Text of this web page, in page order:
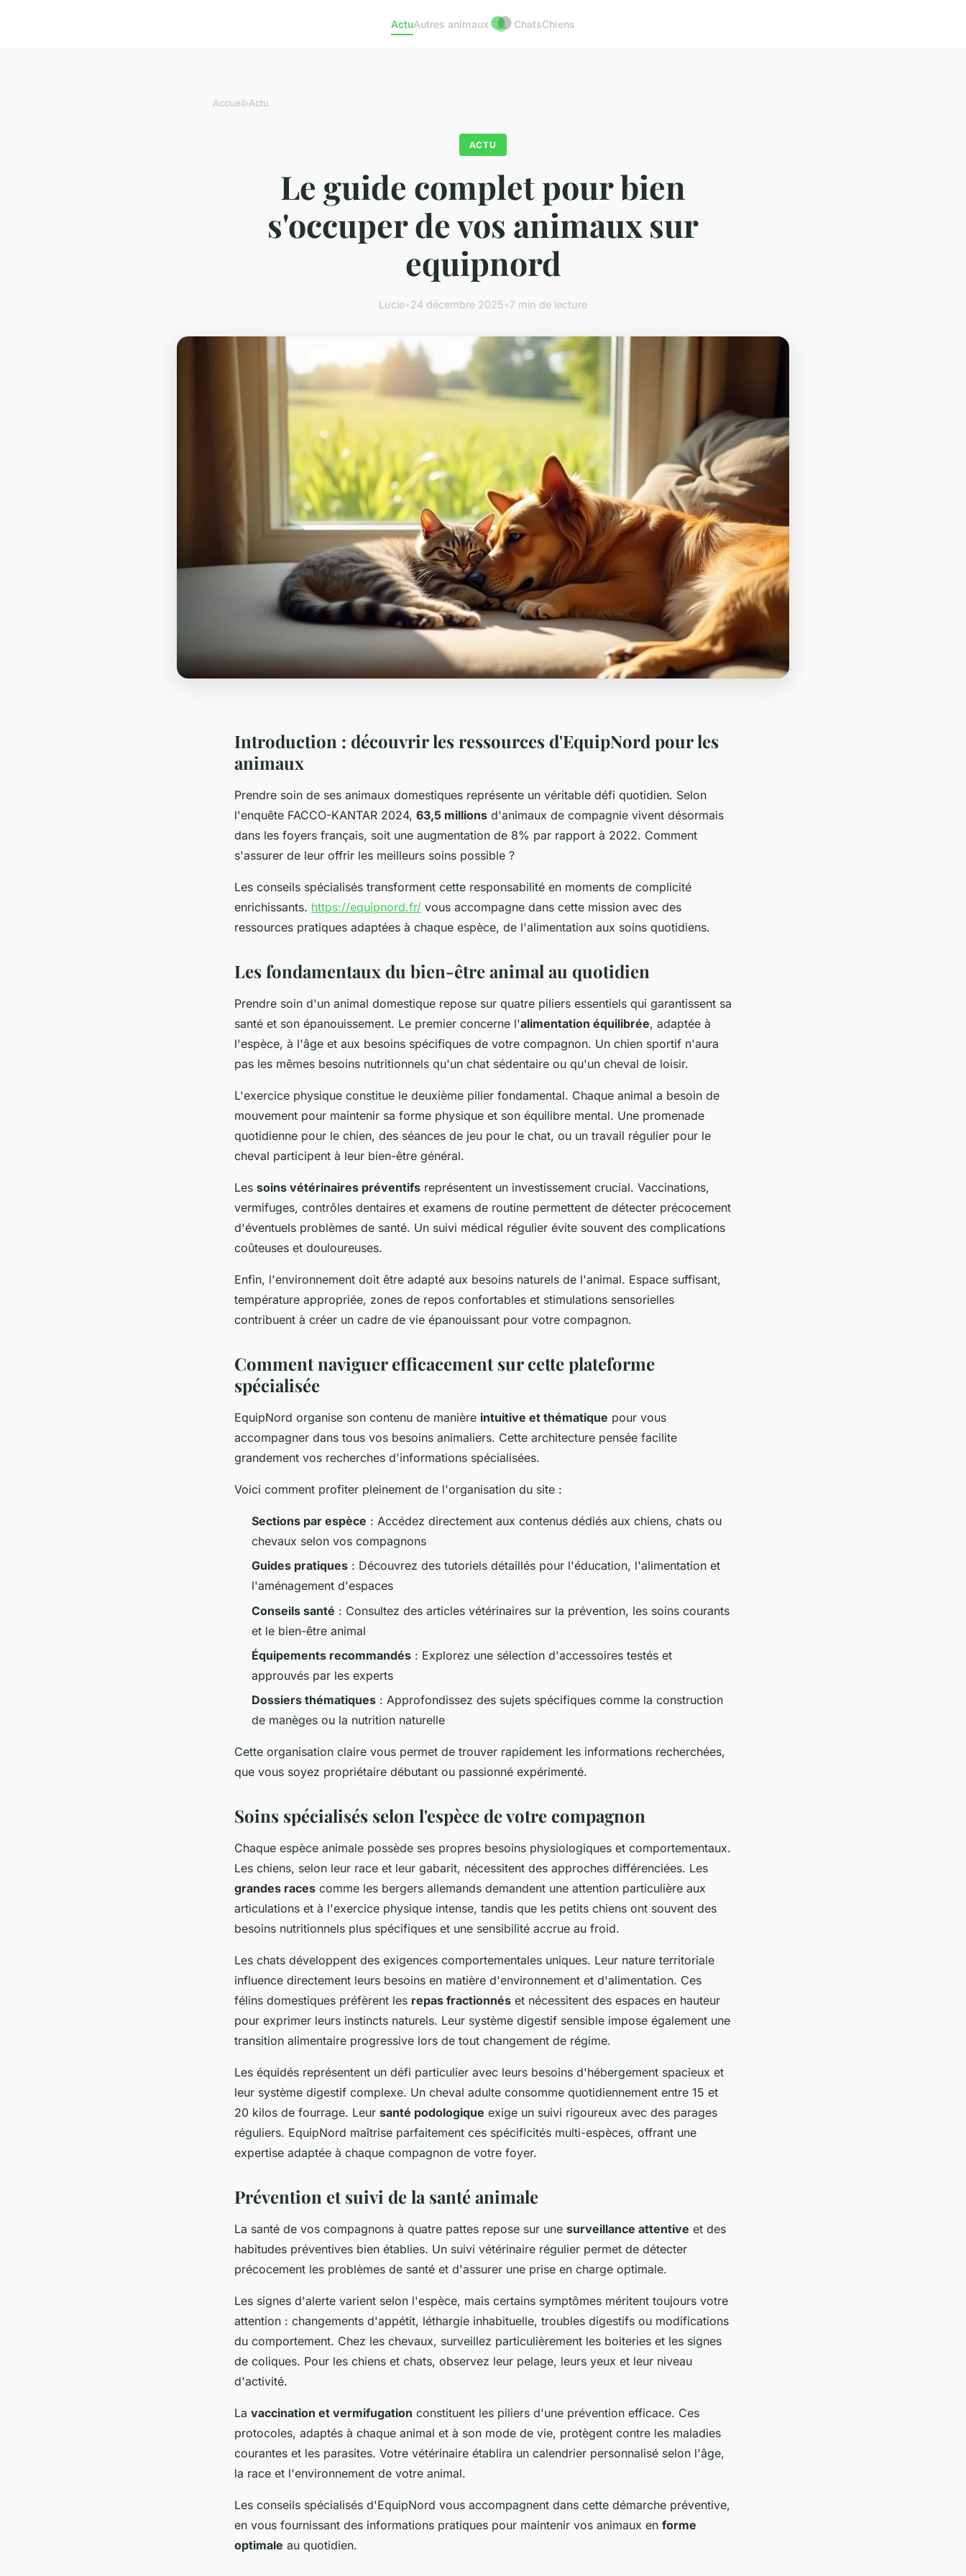
ActuAutres animaux ChatsChiens
Accueil›Actu
ACTU
Le guide complet pour bien
s'occuper de vos animaux sur
equipnord
Lucie•24 décembre 2025•7 min de lecture
Introduction : découvrir les ressources d'EquipNord pour les
animaux
Prendre soin de ses animaux domestiques représente un véritable défi quotidien. Selon
l'enquête FACCO-KANTAR 2024, 63,5 millions d'animaux de compagnie vivent désormais
dans les foyers français, soit une augmentation de 8% par rapport à 2022. Comment
s'assurer de leur offrir les meilleurs soins possible ?
Les conseils spécialisés transforment cette responsabilité en moments de complicité
enrichissants. https://equipnord.fr/ vous accompagne dans cette mission avec des
ressources pratiques adaptées à chaque espèce, de l'alimentation aux soins quotidiens.
Les fondamentaux du bien-être animal au quotidien
Prendre soin d'un animal domestique repose sur quatre piliers essentiels qui garantissent sa
santé et son épanouissement. Le premier concerne l'alimentation équilibrée, adaptée à
l'espèce, à l'âge et aux besoins spécifiques de votre compagnon. Un chien sportif n'aura
pas les mêmes besoins nutritionnels qu'un chat sédentaire ou qu'un cheval de loisir.
L'exercice physique constitue le deuxième pilier fondamental. Chaque animal a besoin de
mouvement pour maintenir sa forme physique et son équilibre mental. Une promenade
quotidienne pour le chien, des séances de jeu pour le chat, ou un travail régulier pour le
cheval participent à leur bien-être général.
Les soins vétérinaires préventifs représentent un investissement crucial. Vaccinations,
vermifuges, contrôles dentaires et examens de routine permettent de détecter précocement
d'éventuels problèmes de santé. Un suivi médical régulier évite souvent des complications
coûteuses et douloureuses.
Enfin, l'environnement doit être adapté aux besoins naturels de l'animal. Espace suffisant,
température appropriée, zones de repos confortables et stimulations sensorielles
contribuent à créer un cadre de vie épanouissant pour votre compagnon.
Comment naviguer efficacement sur cette plateforme
spécialisée
EquipNord organise son contenu de manière intuitive et thématique pour vous
accompagner dans tous vos besoins animaliers. Cette architecture pensée facilite
grandement vos recherches d'informations spécialisées.
Voici comment profiter pleinement de l'organisation du site :
Sections par espèce : Accédez directement aux contenus dédiés aux chiens, chats ou
chevaux selon vos compagnons
Guides pratiques : Découvrez des tutoriels détaillés pour l'éducation, l'alimentation et
l'aménagement d'espaces
Conseils santé : Consultez des articles vétérinaires sur la prévention, les soins courants
et le bien-être animal
Équipements recommandés : Explorez une sélection d'accessoires testés et
approuvés par les experts
Dossiers thématiques : Approfondissez des sujets spécifiques comme la construction
de manèges ou la nutrition naturelle
Cette organisation claire vous permet de trouver rapidement les informations recherchées,
que vous soyez propriétaire débutant ou passionné expérimenté.
Soins spécialisés selon l'espèce de votre compagnon
Chaque espèce animale possède ses propres besoins physiologiques et comportementaux.
Les chiens, selon leur race et leur gabarit, nécessitent des approches différenciées. Les
grandes races comme les bergers allemands demandent une attention particulière aux
articulations et à l'exercice physique intense, tandis que les petits chiens ont souvent des
besoins nutritionnels plus spécifiques et une sensibilité accrue au froid.
Les chats développent des exigences comportementales uniques. Leur nature territoriale
influence directement leurs besoins en matière d'environnement et d'alimentation. Ces
félins domestiques préfèrent les repas fractionnés et nécessitent des espaces en hauteur
pour exprimer leurs instincts naturels. Leur système digestif sensible impose également une
transition alimentaire progressive lors de tout changement de régime.
Les équidés représentent un défi particulier avec leurs besoins d'hébergement spacieux et
leur système digestif complexe. Un cheval adulte consomme quotidiennement entre 15 et
20 kilos de fourrage. Leur santé podologique exige un suivi rigoureux avec des parages
réguliers. EquipNord maîtrise parfaitement ces spécificités multi-espèces, offrant une
expertise adaptée à chaque compagnon de votre foyer.
Prévention et suivi de la santé animale
La santé de vos compagnons à quatre pattes repose sur une surveillance attentive et des
habitudes préventives bien établies. Un suivi vétérinaire régulier permet de détecter
précocement les problèmes de santé et d'assurer une prise en charge optimale.
Les signes d'alerte varient selon l'espèce, mais certains symptômes méritent toujours votre
attention : changements d'appétit, léthargie inhabituelle, troubles digestifs ou modifications
du comportement. Chez les chevaux, surveillez particulièrement les boiteries et les signes
de coliques. Pour les chiens et chats, observez leur pelage, leurs yeux et leur niveau
d'activité.
La vaccination et vermifugation constituent les piliers d'une prévention efficace. Ces
protocoles, adaptés à chaque animal et à son mode de vie, protègent contre les maladies
courantes et les parasites. Votre vétérinaire établira un calendrier personnalisé selon l'âge,
la race et l'environnement de votre animal.
Les conseils spécialisés d'EquipNord vous accompagnent dans cette démarche préventive,
en vous fournissant des informations pratiques pour maintenir vos animaux en forme
optimale au quotidien.